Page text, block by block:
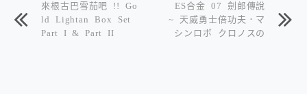
來根古巴雪茄吧 !! Go
ld Lightan Box Set
Part I & Part II
ES合金 07 劍郎傳說
~ 天威勇士倍功夫．マ
シンロボ クロノスの